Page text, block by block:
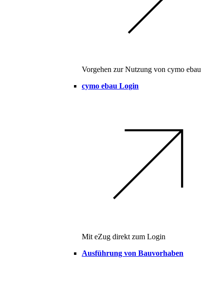
Vorgehen zur Nutzung von cymo ebau
cymo ebau Login
Mit eZug direkt zum Login
Ausführung von Bauvorhaben